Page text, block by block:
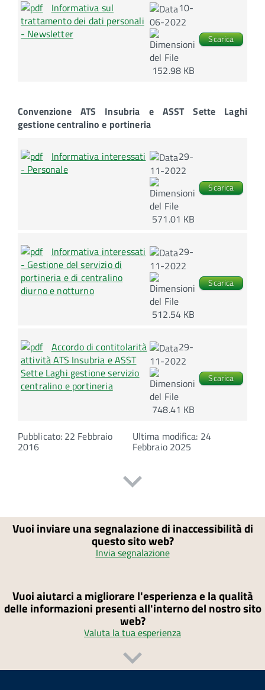
Informativa sul
trattamento dei dati personali
- Newsletter
10-
06-2022
152.98 KB
Scarica
Convenzione ATS Insubria e ASST Sette Laghi
gestione centralino e portineria
Informativa interessati
- Personale
29-
11-2022
571.01 KB
Scarica
Informativa interessati
- Gestione del servizio di
portineria e di centralino
diurno e notturno
29-
11-2022
512.54 KB
Scarica
Accordo di contitolarità
attività ATS Insubria e ASST
Sette Laghi gestione servizio
centralino e portineria
29-
11-2022
748.41 KB
Scarica
Pubblicato: 22 Febbraio
2016
Ultima modifica: 24
Febbraio 2025
Vuoi inviare una segnalazione di inaccessibilità di
questo sito web?
Invia segnalazione
Vuoi aiutarci a migliorare l'esperienza e la qualità
delle informazioni presenti all'interno del nostro sito
web?
Valuta la tua esperienza